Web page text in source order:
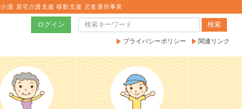
護 居宅介護支援 移動支援 児童通所事業
検索
ログイン
プライバシーポリシー 関連リンク